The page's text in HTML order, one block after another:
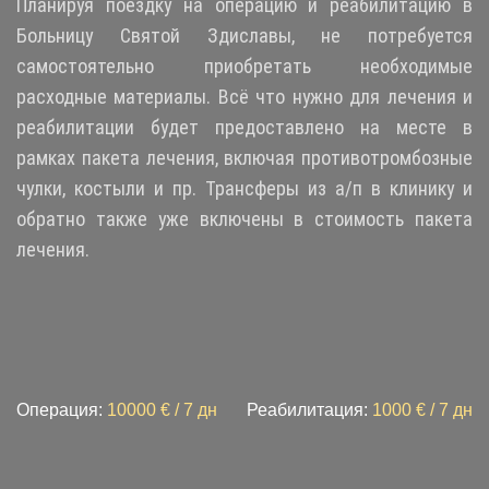
Планируя поездку на операцию и реабилитацию в
Больницу Святой Здиславы, не потребуется
самостоятельно приобретать необходимые
расходные материалы. Всё что нужно для лечения и
реабилитации будет предоставлено на месте в
рамках пакета лечения, включая противотромбозные
чулки, костыли и пр. Трансферы из а/п в клинику и
обратно также уже включены в стоимость пакета
лечения.
Реабилитация: 1000 € / 7 дн
Операция: 10000 € / 7 дн